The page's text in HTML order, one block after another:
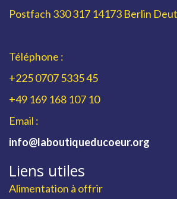
Postfach 330 317 14173 Berlin
Téléphone :
+225 0707 5335 45
+49 169 168 107 10
Email :
info@laboutiqueducoeur.org
Liens utiles
Alimentation à offrir